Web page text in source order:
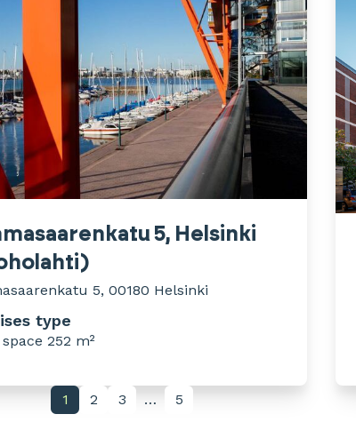
5, Helsinki
5, 00180 Helsinki
type
252 m²
1 2 3 … 5